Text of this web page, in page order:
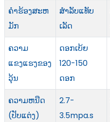
ຄໍາຮ້ອງສະຫ
ມັກ
ສໍາລັບແທັບ
ເລັດ
ຄວາມ
ແຂງແຮງຂອງ
ວຸ້ນ
ດອກເບ້ຍ
120-150
ດອກ
ຄວາມຫນືດ
(ປັບແຕ່ງ)
2.7-
3.5mpa.s